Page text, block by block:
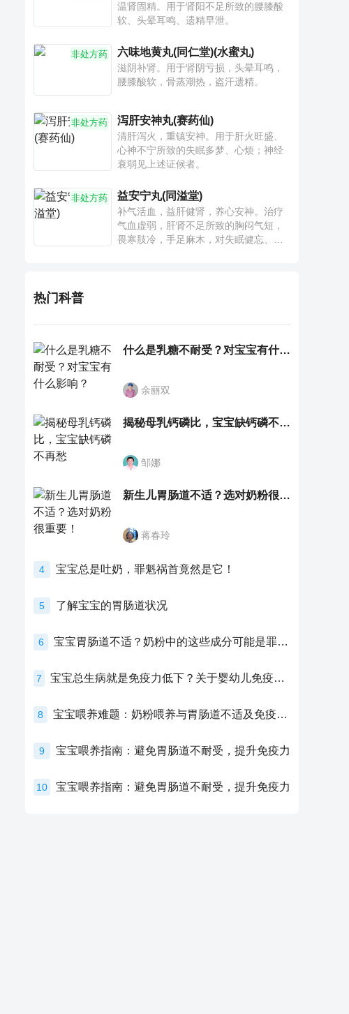
温肾固精。用于肾阳不足所致的腰膝酸
软、头晕耳鸣、遗精早泄。
非处方药 六味地黄丸(同仁堂)(水蜜丸)
滋阴补肾。用于肾阴亏损，头晕耳鸣，
腰膝酸软，骨蒸潮热，盗汗遗精。
非处方药 泻肝安神丸(赛药仙)
清肝泻火，重镇安神。用于肝火旺盛、
心神不宁所致的失眠多梦、心烦；神经
衰弱见上述证候者。
非处方药 益安宁丸(同溢堂)
补气活血，益肝健肾，养心安神。治疗
气血虚弱，肝肾不足所致的胸闷气短，
畏寒肢冷，手足麻木，对失眠健忘、神
热门科普
什么是乳糖不耐受？对宝宝有什么影响？
余丽双
揭秘母乳钙磷比，宝宝缺钙磷不再愁
邹娜
新生儿胃肠道不适？选对奶粉很重要！
蒋春玲
4 宝宝总是吐奶，罪魁祸首竟然是它！
5 了解宝宝的胃肠道状况
6 宝宝胃肠道不适？奶粉中的这些成分可能是罪魁祸首！
7 宝宝总生病就是免疫力低下？关于婴幼儿免疫力的真相，家长必须了解！
8 宝宝喂养难题：奶粉喂养与胃肠道不适及免疫力提升的奥秘
9 宝宝喂养指南：避免胃肠道不耐受，提升免疫力
10 宝宝喂养指南：避免胃肠道不耐受，提升免疫力